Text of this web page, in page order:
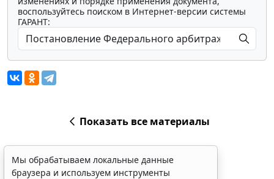
воспользуйтесь поиском в Интернет-версии системы
ГАРАНТ:
Показать все материалы
Мы обрабатываем локальные данные
браузера и используем инструменты